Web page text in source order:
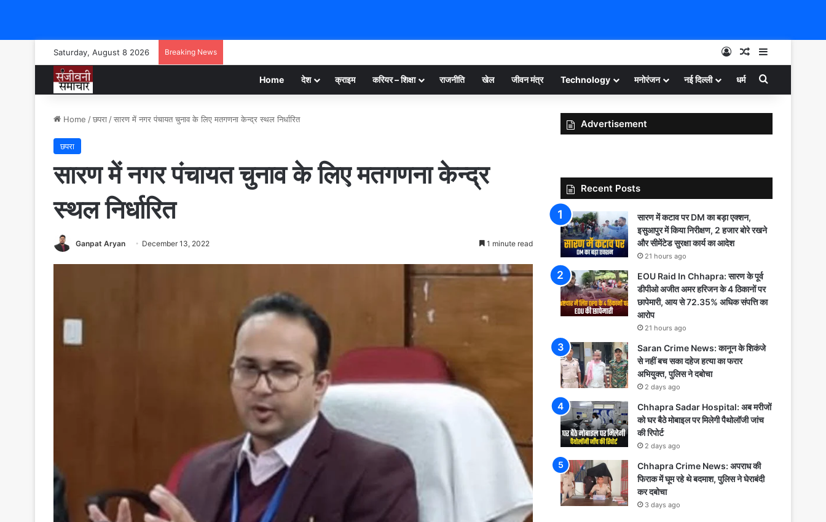
Saturday, August 8 2026 Breaking News Log InRandom Article
Sidebar
Home देश क्राइम करियर – शिक्षा राजनीति खेल जीवन मंत्र Technology मनोरंजन नई दिल्ली धर्म Search for
Home /छपरा /सारण में नगर पंचायत चुनाव के लिए मतगणना केन्द्र स्थल निर्धारित
छपरा
सारण में नगर पंचायत चुनाव के लिए मतगणना केन्द्र
स्थल निर्धारित
Ganpat Aryan December 13, 2022 1 minute read
Advertisement
Recent Posts
सारण में कटाव पर DM का बड़ा एक्शन,
इसुआपुर में किया निरीक्षण, 2 हजार बोरे रखने
और सीमेंटेड सुरक्षा कार्य का आदेश
21 hours ago
EOU Raid In Chhapra: सारण के पूर्व
डीपीओ अजीत अमर हरिजन के 4 ठिकानों पर
छापेमारी, आय से 72.35% अधिक संपत्ति का
आरोप
21 hours ago
Saran Crime News: कानून के शिकंजे
से नहीं बच सका दहेज हत्या का फरार
अभियुक्त, पुलिस ने दबोचा
2 days ago
Chhapra Sadar Hospital: अब मरीजों
को घर बैठे मोबाइल पर मिलेगी पैथोलॉजी जांच
की रिपोर्ट
2 days ago
Chhapra Crime News: अपराध की
फिराक में घूम रहे थे बदमाश, पुलिस ने घेराबंदी
कर दबोचा
3 days ago